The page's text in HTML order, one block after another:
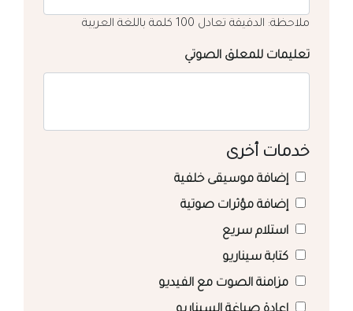
ملاحظة: الدقيقة تعادل 100 كلمة باللغة العربية
تعليمات للمعلق الصوتي
خدمات أخرى
إضافة موسيقى خلفية
إضافة مؤثرات صوتية
استلام سريع
كتابة سيناريو
مزامنة الصوت مع الفيديو